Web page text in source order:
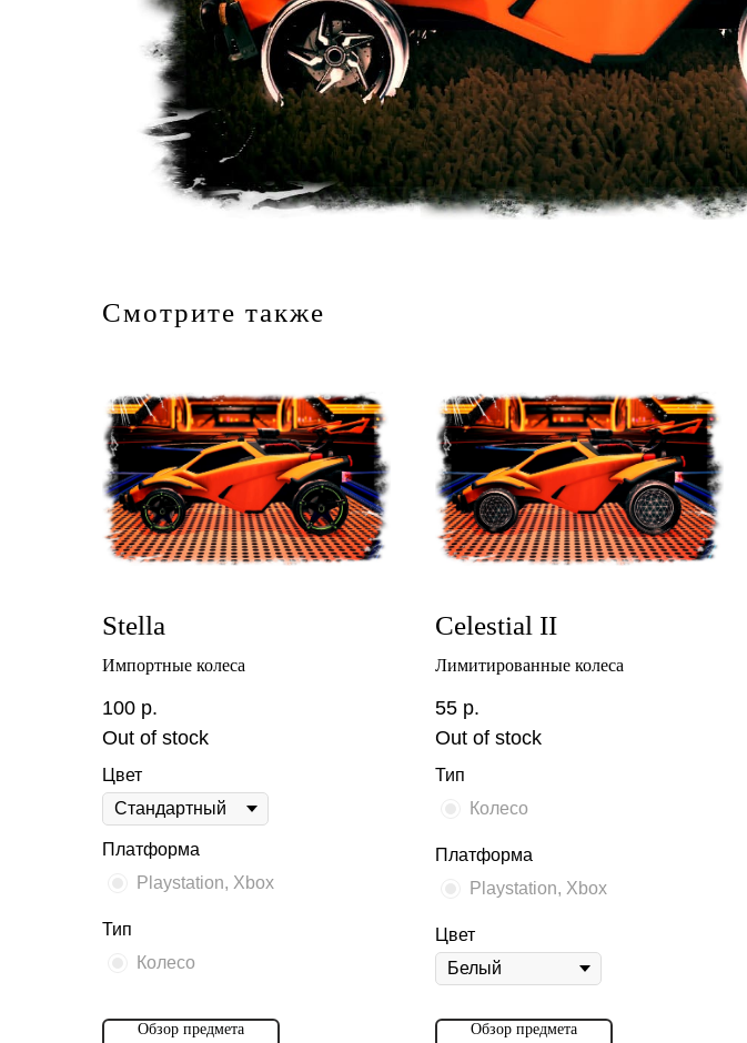
Смотрите также
Stella
Импортные колеса
100 р.
Out of stock
Цвет
Платформа
Playstation, Xbox
Тип
Колесо
Обзор предмета
Celestial II
Лимитированные колеса
55 р.
Out of stock
Тип
Колесо
Платформа
Playstation, Xbox
Цвет
Обзор предмета